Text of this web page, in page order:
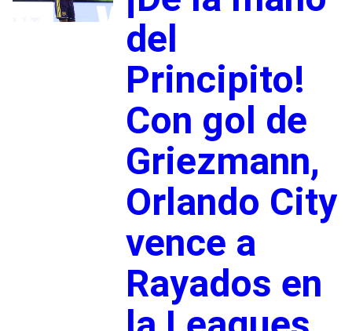
del
Principito!
Con gol de
Griezmann,
Orlando City
vence a
Rayados en